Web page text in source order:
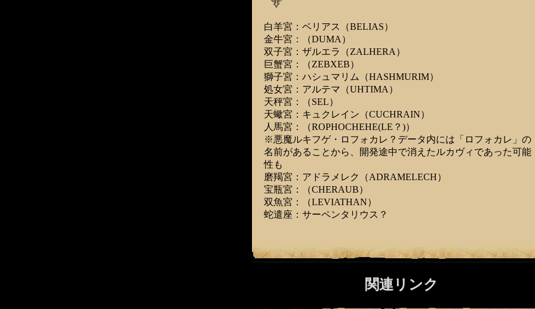
白羊宮：ベリアス（BELIAS）
金牛宮：（DUMA）
双子宮：ザルエラ（ZALHERA）
巨蟹宮：（ZEBXEB）
獅子宮：ハシュマリム（HASHMURIM）
処女宮：アルテマ（UHTIMA）
天秤宮：（SEL）
天蠍宮：キュクレイン（CUCHRAIN）
人馬宮：（ROPHOCHEHE(LE？)）
※悪魔ルキフゲ・ロフォカレ？データ内には「ロフォカレ」の
名前があることから、開発途中で消えたルカヴィであった可能
性も
磨羯宮：アドラメレク（ADRAMELECH）
宝瓶宮：（CHERAUB）
双魚宮：（LEVIATHAN）
蛇遣座：サーペンタリウス？
関連リンク